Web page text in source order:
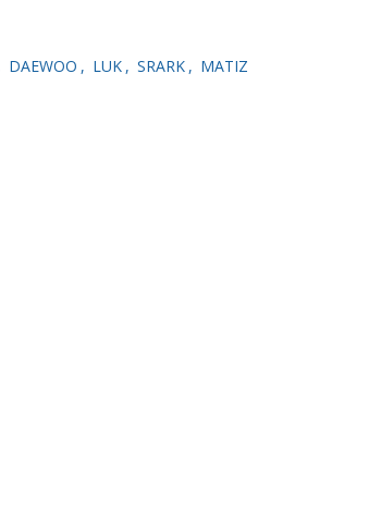
DAEWOO , LUK , SRARK , ΜΑΤΙΖ